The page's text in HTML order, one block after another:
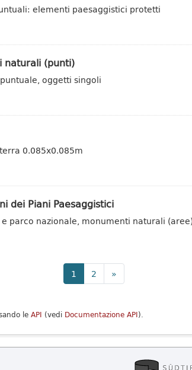
elementi paesaggistici protetti
naturali (punti)
oggetti singoli
0.085x0.085m
dei Piani Paesaggistici
parco nazionale, monumenti naturali
1 2 »
le API (vedi Documentazione API).